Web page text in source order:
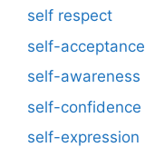
self respect
self-acceptance
self-awareness
self-confidence
self-expression